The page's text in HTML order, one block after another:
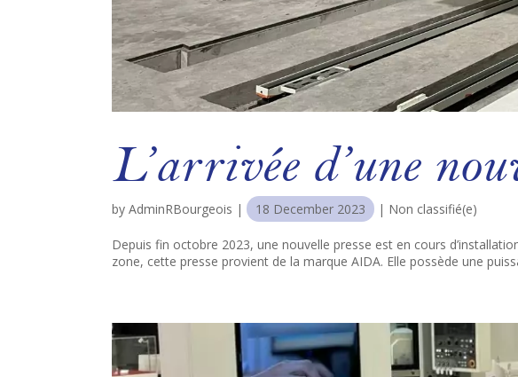
L’arrivée d’une
byAdminRBourgeois | 18 December 2023 | Non classifié(e)
Depuis fin octobre 2023, une nouvelle presse est en cours
zone, cette presse provient de la marque AIDA. Elle possède une